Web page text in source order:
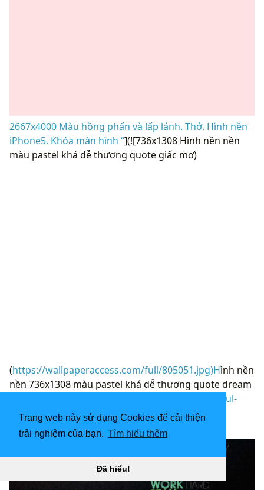
Trang web này sử dụng Cookies để cải thiện
trải nghiệm của bạn. Tìm hiểu thêm
Đã hiểu!
2667x4000 Màu hồng phấn và lấp lánh. Thở. Hình nền
iPhone5. Khóa màn hình “](![736x1308 Hình nền nền
màu pastel khá dễ thương quote giấc mơ)
(https://wallpaperaccess.com/full/805051.jpg)Hình nền
nền 736x1308 màu pastel khá dễ thương quote dream
https://wallpaperaccess.com/download/colorful-
quotes-805051)